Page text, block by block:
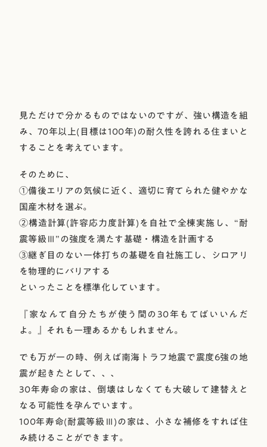
見ただけで分かるものではないのですが、強い構造を組
み、70年以上(目標は100年)の耐久性を誇れる住まいと
することを考えています。
そのために、
①備後エリアの気候に近く、適切に育てられた健やかな
国産木材を選ぶ。
②構造計算(許容応力度計算)を自社で全棟実施し、“耐
震等級Ⅲ”の強度を満たす基礎・構造を計画する
③継ぎ目のない一体打ちの基礎を自社施工し、シロアリ
を物理的にバリアする
といったことを標準化しています。
『家なんて自分たちが使う間の30年もてばいいんだ
よ。』それも一理あるかもしれません。
でも万が一の時、例えば南海トラフ地震で震度6強の地
震が起きたとして、、、
30年寿命の家は、倒壊はしなくても大破して建替えと
なる可能性を孕んでいます。
100年寿命(耐震等級Ⅲ)の家は、小さな補修をすれば住
み続けることができます。